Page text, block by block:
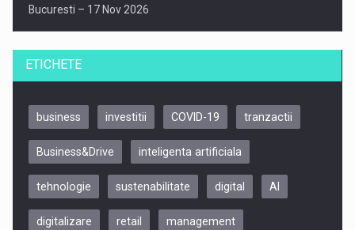
Bucuresti – 17 Nov 2026
Be Inspired. Make it Happen!, CLUJ, 9 Decembrie
ETICHETE
business investitii COVID-19 tranzactii
Business&Drive inteligenta artificiala
tehnologie sustenabilitate digital AI
digitalizare retail management